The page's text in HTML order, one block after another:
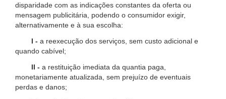
disparidade com as indicações constantes da oferta ou
mensagem publicitária, podendo o consumidor exigir,
alternativamente e à sua escolha:
I - a reexecução dos serviços, sem custo adicional e
quando cabível;
II - a restituição imediata da quantia paga,
monetariamente atualizada, sem prejuízo de eventuais
perdas e danos;